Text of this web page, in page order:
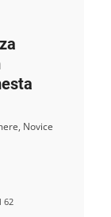
, Novice
62